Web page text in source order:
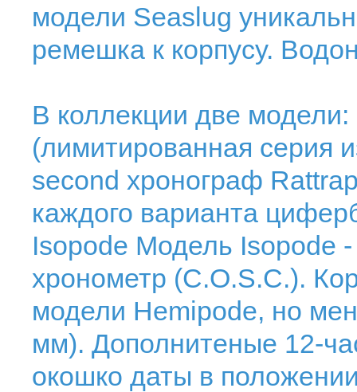
модели Seaslug
ремешка к корпусу.
В коллекции две
(лимитированная серия
second хронограф
каждого варианта
Isopode Модель Isopode
хронометр (C.O.S.C.).
модели Hemipode, но
мм). Дополнитеные 12-
окошко даты в